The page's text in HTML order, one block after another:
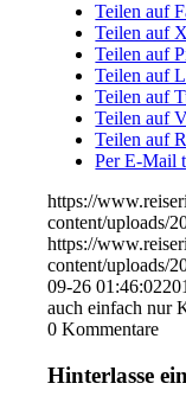
Teilen auf
Teilen auf X
Teilen auf
Teilen auf
Teilen auf
Teilen auf
Teilen auf
Per E-Mail
https://
content/uploads/
https://
content/uploads/
09-26 01:46:02
auch einfach nur
0 Kommentare
Hinterlasse